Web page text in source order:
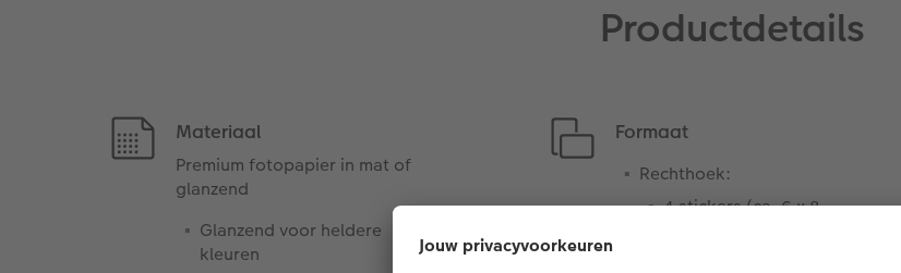
Productdetails
Materiaal
Premium fotopapier in mat of
glanzend
Glanzend voor heldere
kleuren
Formaat
Rechthoek:
4 stickers (ca. 6 x 8